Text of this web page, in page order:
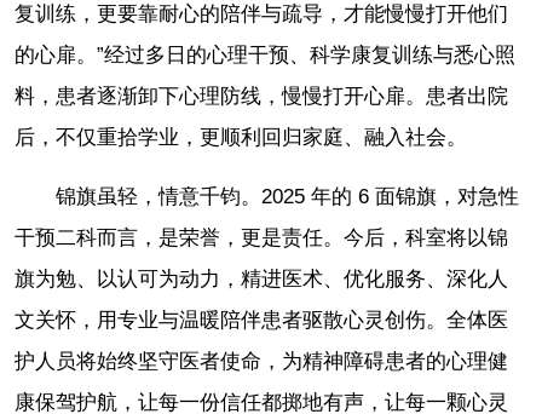
复训练，更要靠耐心的陪伴与疏导，才能慢慢打开他们
的心扉。”经过多日的心理干预、科学康复训练与悉心照
料，患者逐渐卸下心理防线，慢慢打开心扉。患者出院
后，不仅重拾学业，更顺利回归家庭、融入社会。
锦旗虽轻，情意千钧。2025 年的 6 面锦旗，对急性
干预二科而言，是荣誉，更是责任。今后，科室将以锦
旗为勉、以认可为动力，精进医术、优化服务、深化人
文关怀，用专业与温暖陪伴患者驱散心灵创伤。全体医
护人员将始终坚守医者使命，为精神障碍患者的心理健
康保驾护航，让每一份信任都掷地有声，让每一颗心灵